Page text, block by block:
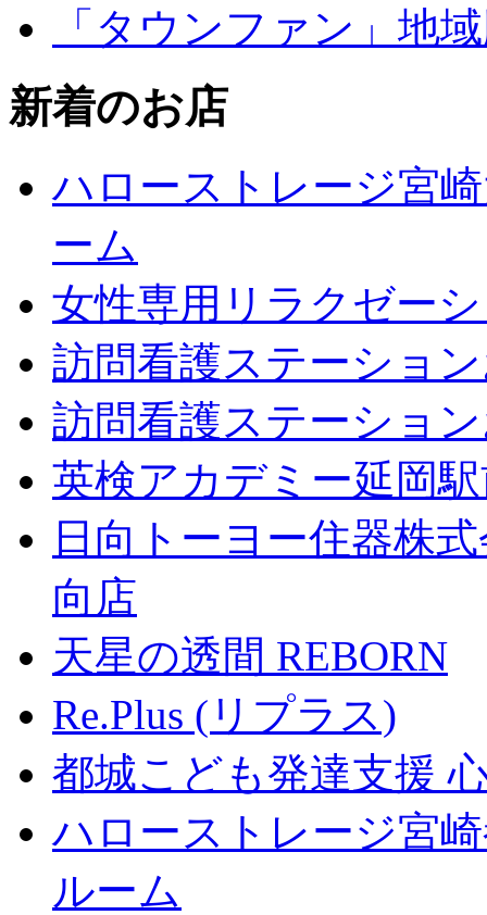
「タウンファン」地
新着のお店
ハローストレージ宮
ーム
女性専用リラクゼー
訪問看護ステーショ
訪問看護ステーショ
英検アカデミー延岡
日向トーヨー住器株
向店
天星の透間 REBORN
Re.Plus (リプラス)
都城こども発達支援
ハローストレージ宮
ルーム